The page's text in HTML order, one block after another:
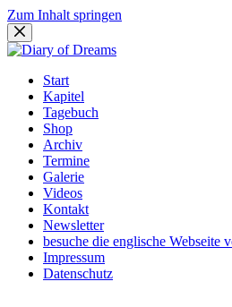
Zum Inhalt springen
Start
Kapitel
Tagebuch
Shop
Archiv
Termine
Galerie
Videos
Kontakt
Newsletter
besuche die englische Webseite
Impressum
Datenschutz